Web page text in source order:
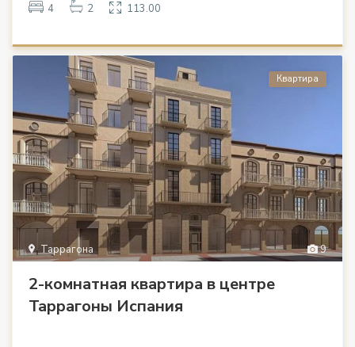
4 2 113.00
9
Таррагона
Квартира
2-комнатная квартира в центре
Таррагоны Испания